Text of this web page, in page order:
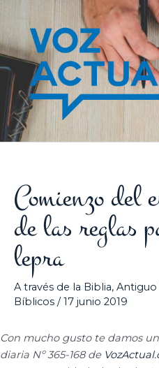
contenido
Comienzo del
de las reglas
lepra
A través de la Biblia, Antiguo
Bíblicos /17 junio 2019
Con mucho gusto te damos
diaria Nº 365-168 de